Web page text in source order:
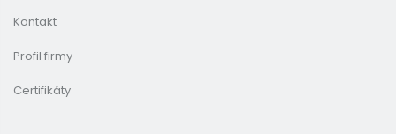
Kontakt
Profil firmy
Certifikáty